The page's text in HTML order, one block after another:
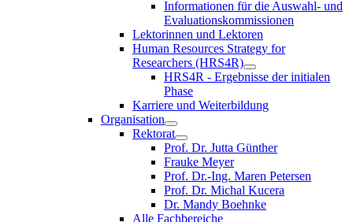
Informationen für die Auswahl- und
Evaluationskommissionen
Lektorinnen und Lektoren
Human Resources Strategy for
Researchers (HRS4R)
HRS4R - Ergebnisse der initialen
Phase
Karriere und Weiterbildung
Organisation
Rektorat
Prof. Dr. Jutta Günther
Frauke Meyer
Prof. Dr.-Ing. Maren Petersen
Prof. Dr. Michal Kucera
Dr. Mandy Boehnke
Alle Fachbereiche